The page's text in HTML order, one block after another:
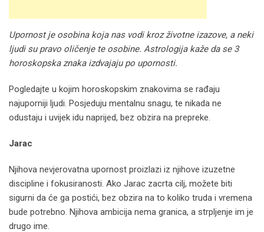
Upornost je osobina koja nas vodi kroz životne izazove, a neki
ljudi su pravo oličenje te osobine. Astrologija kaže da se 3
horoskopska znaka izdvajaju po upornosti.
Pogledajte u kojim horoskopskim znakovima se rađaju
najuporniji ljudi. Posjeduju mentalnu snagu, te nikada ne
odustaju i uvijek idu naprijed, bez obzira na prepreke.
Jarac
Njihova nevjerovatna upornost proizlazi iz njihove izuzetne
discipline i fokusiranosti. Ako Jarac zacrta cilj, možete biti
sigurni da će ga postići, bez obzira na to koliko truda i vremena
bude potrebno. Njihova ambicija nema granica, a strpljenje im je
drugo ime.